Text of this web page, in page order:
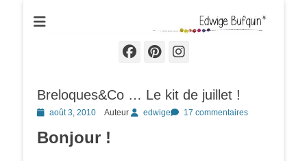
Edwige Bufquin
Facebook
Pinterest
Instagram
Breloques&Co … Le kit de juillet !
Postedaoût 3, 2010 Auteur edwige 17 commentaires
Bonjour !